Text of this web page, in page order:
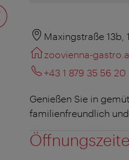
Maxingstraße 13b,
zoovienna-
+43 1 879 35 56 20
Genießen Sie in
familienfreundlich